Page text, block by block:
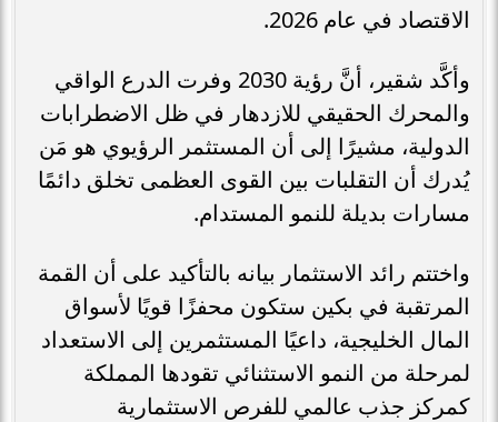
الاقتصاد في عام 2026.
وأكَّد شقير، أنَّ رؤية 2030 وفرت الدرع الواقي
والمحرك الحقيقي للازدهار في ظل الاضطرابات
الدولية، مشيرًا إلى أن المستثمر الرؤيوي هو مَن
يُدرك أن التقلبات بين القوى العظمى تخلق دائمًا
مسارات بديلة للنمو المستدام.
واختتم رائد الاستثمار بيانه بالتأكيد على أن القمة
المرتقبة في بكين ستكون محفزًا قويًا لأسواق
المال الخليجية، داعيًا المستثمرين إلى الاستعداد
لمرحلة من النمو الاستثنائي تقودها المملكة
كمركز جذب عالمي للفرص الاستثمارية